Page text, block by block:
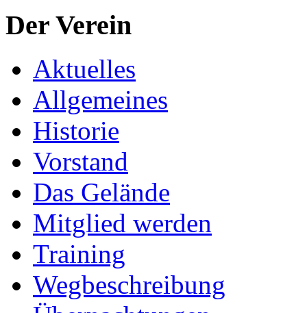
Der Verein
Aktuelles
Allgemeines
Historie
Vorstand
Das Gelände
Mitglied werden
Training
Wegbeschreibung